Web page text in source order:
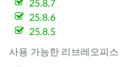
25.8.7
25.8.6
25.8.5
사용 가능한 리브레오피스